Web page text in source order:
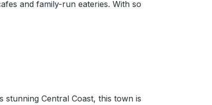
and family-run eateries. With so
stunning Central Coast, this town is